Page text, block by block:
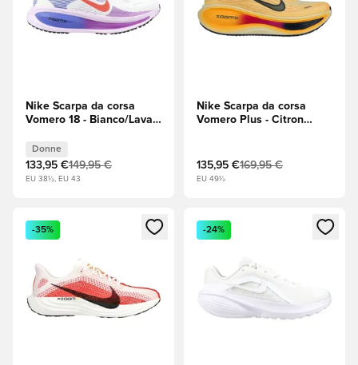
Nike Scarpa da corsa
Vomero 18 - Bianco/Lava
Donne
133,95 €149,95 €
EU 38½, EU 43
Nike Scarpa da corsa
Vomero Plus - Citron
135,95 €169,95 €
EU 49½
Apre una finestra modale per accedere o registrarsi come
-35%
Apre una finestra modale
-24%